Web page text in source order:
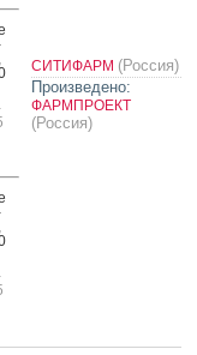
СИТИФАРМ (Россия)
Произведено:
ФАРМПРОЕКТ
(Россия)